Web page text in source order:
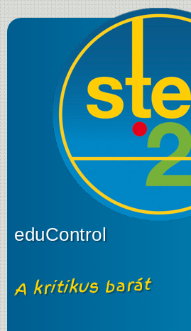
eduControl
A kritikus barát